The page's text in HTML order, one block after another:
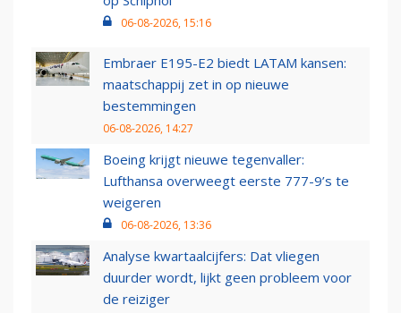
06-08-2026, 15:16
Embraer E195-E2 biedt LATAM kansen:
maatschappij zet in op nieuwe
bestemmingen
06-08-2026, 14:27
Boeing krijgt nieuwe tegenvaller:
Lufthansa overweegt eerste 777-9’s te
weigeren
06-08-2026, 13:36
Analyse kwartaalcijfers: Dat vliegen
duurder wordt, lijkt geen probleem voor
de reiziger